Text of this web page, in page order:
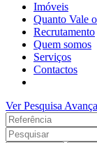
Imóveis
Quanto Vale
Recrutamento
Quem somos
Serviços
Contactos
Ver Pesquisa